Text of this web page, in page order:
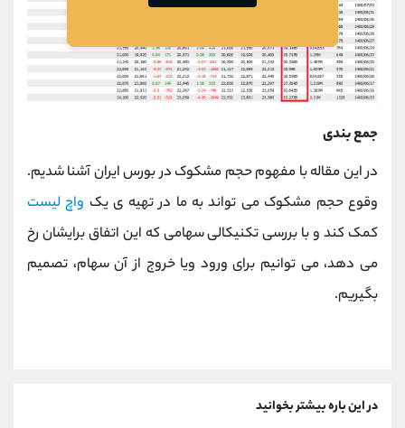
جمع بندی
در این مقاله با مفهوم حجم مشکوک در بورس ایران آشنا شدیم.
وقوع حجم مشکوک می تواند به ما در تهیه ی یک واچ لیست
کمک کند و با بررسی تکنیکالی سهامی که این اتفاق برایشان رخ
می دهد، می توانیم برای ورود ویا خروج از آن سهام، تصمیم
بگیریم.
در این باره بیشتر بخوانید